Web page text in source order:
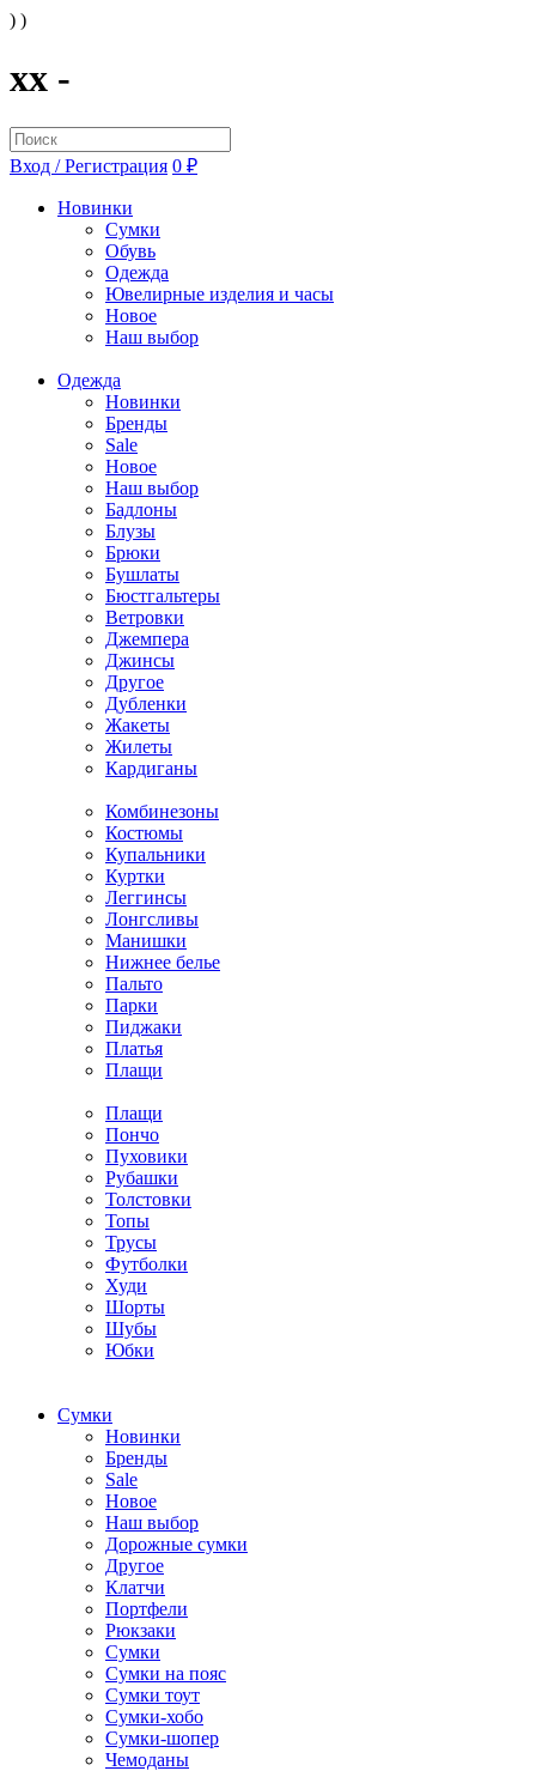
) )
xx -
Вход / Регистрация 0 ₽
Новинки
Сумки
Обувь
Одежда
Ювелирные изделия и часы
Новое
Наш выбор
Одежда
Новинки
Бренды
Sale
Новое
Наш выбор
Бадлоны
Блузы
Брюки
Бушлаты
Бюстгальтеры
Ветровки
Джемпера
Джинсы
Другое
Дубленки
Жакеты
Жилеты
Кардиганы
Комбинезоны
Костюмы
Купальники
Куртки
Леггинсы
Лонгсливы
Манишки
Нижнее белье
Пальто
Парки
Пиджаки
Платья
Плащи
Плащи
Пончо
Пуховики
Рубашки
Толстовки
Топы
Трусы
Футболки
Худи
Шорты
Шубы
Юбки
Cумки
Новинки
Бренды
Sale
Новое
Наш выбор
Дорожные сумки
Другое
Клатчи
Портфели
Рюкзаки
Сумки
Сумки на пояс
Сумки тоут
Сумки-хобо
Сумки-шопер
Чемоданы